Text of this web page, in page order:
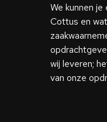
We kunnen
Cottus en
wij leveren;
van onze